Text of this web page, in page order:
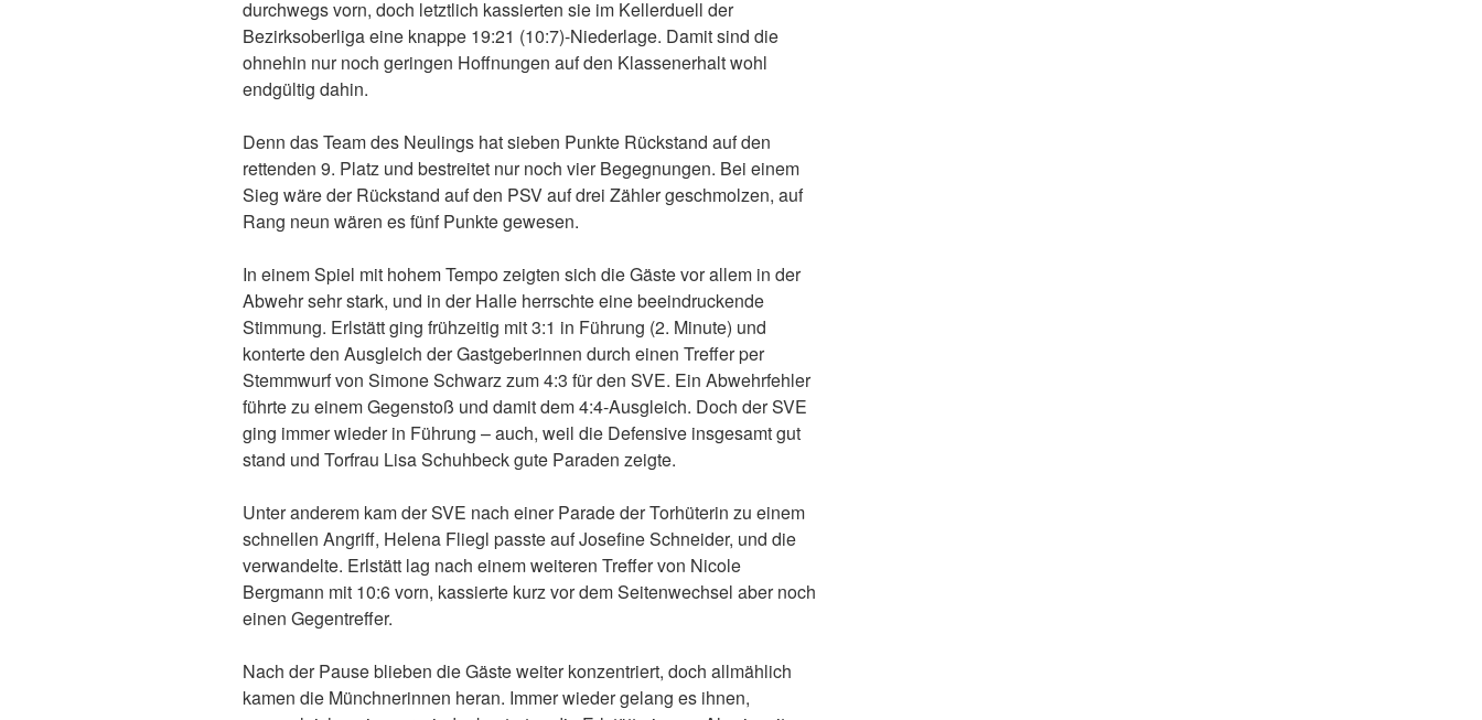
durchwegs vorn, doch letztlich kassierten sie im Kellerduell der
Bezirksoberliga eine knappe 19:21 (10:7)-Niederlage. Damit sind die
ohnehin nur noch geringen Hoffnungen auf den Klassenerhalt wohl
endgültig dahin.
Denn das Team des Neulings hat sieben Punkte Rückstand auf den
rettenden 9. Platz und bestreitet nur noch vier Begegnungen. Bei einem
Sieg wäre der Rückstand auf den PSV auf drei Zähler geschmolzen, auf
Rang neun wären es fünf Punkte gewesen.
In einem Spiel mit hohem Tempo zeigten sich die Gäste vor allem in der
Abwehr sehr stark, und in der Halle herrschte eine beeindruckende
Stimmung. Erlstätt ging frühzeitig mit 3:1 in Führung (2. Minute) und
konterte den Ausgleich der Gastgeberinnen durch einen Treffer per
Stemmwurf von Simone Schwarz zum 4:3 für den SVE. Ein Abwehrfehler
führte zu einem Gegenstoß und damit dem 4:4-Ausgleich. Doch der SVE
ging immer wieder in Führung – auch, weil die Defensive insgesamt gut
stand und Torfrau Lisa Schuhbeck gute Paraden zeigte.
Unter anderem kam der SVE nach einer Parade der Torhüterin zu einem
schnellen Angriff, Helena Fliegl passte auf Josefine Schneider, und die
verwandelte. Erlstätt lag nach einem weiteren Treffer von Nicole
Bergmann mit 10:6 vorn, kassierte kurz vor dem Seitenwechsel aber noch
einen Gegentreffer.
Nach der Pause blieben die Gäste weiter konzentriert, doch allmählich
kamen die Münchnerinnen heran. Immer wieder gelang es ihnen,